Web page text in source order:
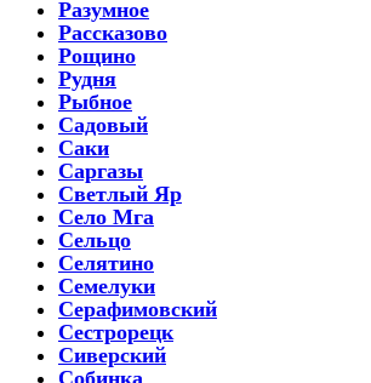
Разумное
Рассказово
Рощино
Рудня
Рыбное
Садовый
Саки
Саргазы
Светлый Яр
Село Мга
Сельцо
Селятино
Семелуки
Серафимовский
Сестрорецк
Сиверский
Собинка